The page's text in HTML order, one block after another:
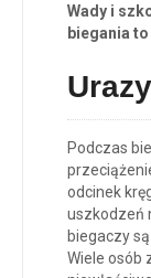
Wady i
biegania
Podczas
odcinek
uszkodzeń
biegaczy
Wiele osób